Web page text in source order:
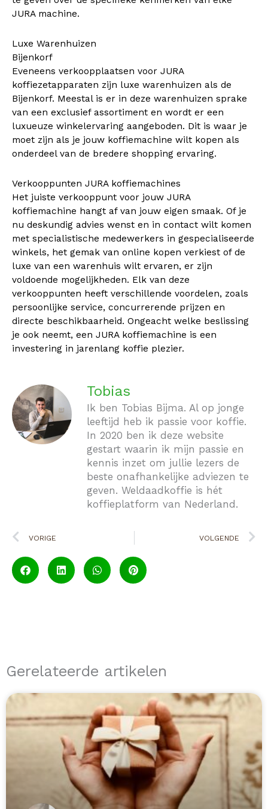
JURA machine.
Luxe Warenhuizen
Bijenkorf
Eveneens verkoopplaatsen voor JURA
koffiezetapparaten zijn luxe warenhuizen als de
Bijenkorf. Meestal is er in deze warenhuizen sprake
van een exclusief assortiment en wordt er een
luxueuze winkelervaring aangeboden. Dit is waar je
moet zijn als je jouw koffiemachine wilt kopen als
onderdeel van de bredere shopping ervaring.
Verkooppunten JURA koffiemachines
Het juiste verkooppunt voor jouw JURA
koffiemachine hangt af van jouw eigen smaak. Of je
nu deskundig advies wenst en in contact wilt komen
met specialistische medewerkers in gespecialiseerde
winkels, het gemak van online kopen verkiest of de
luxe van een warenhuis wilt ervaren, er zijn
voldoende mogelijkheden. Elk van deze
verkooppunten heeft verschillende voordelen, zoals
persoonlijke service, concurrerende prijzen en
directe beschikbaarheid. Ongeacht welke beslissing
je ook neemt, een JURA koffiemachine is een
investering in jarenlang koffie plezier.
Tobias
Ik ben Tobias Bijma. Al op jonge
leeftijd heb ik passie voor koffie.
In 2020 ben ik deze website
gestart waarin ik mijn passie en
kennis inzet om jullie lezers de
beste onafhankelijke adviezen te
geven. Weldaadkoffie is hét
koffieplatform van Nederland.
Vorige
VORIGE VOLGENDE
Gerelateerde artikelen